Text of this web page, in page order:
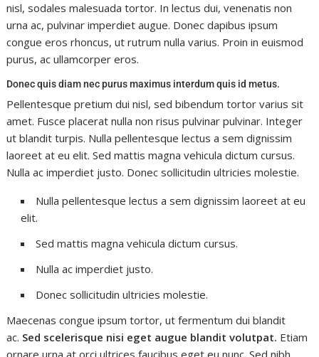
nisl, sodales malesuada tortor. In lectus dui, venenatis non
urna ac, pulvinar imperdiet augue. Donec dapibus ipsum
congue eros rhoncus, ut rutrum nulla varius. Proin in euismod
purus, ac ullamcorper eros.
Donec quis diam nec purus maximus interdum quis id metus.
Pellentesque pretium dui nisl, sed bibendum tortor varius sit
amet. Fusce placerat nulla non risus pulvinar pulvinar. Integer
ut blandit turpis. Nulla pellentesque lectus a sem dignissim
laoreet at eu elit. Sed mattis magna vehicula dictum cursus.
Nulla ac imperdiet justo. Donec sollicitudin ultricies molestie.
Nulla pellentesque lectus a sem dignissim laoreet at eu
elit.
Sed mattis magna vehicula dictum cursus.
Nulla ac imperdiet justo.
Donec sollicitudin ultricies molestie.
Maecenas congue ipsum tortor, ut fermentum dui blandit
ac. Sed scelerisque nisi eget augue blandit volutpat. Etiam